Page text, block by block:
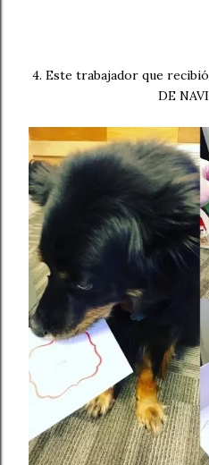
4. Este trabajador que
DE